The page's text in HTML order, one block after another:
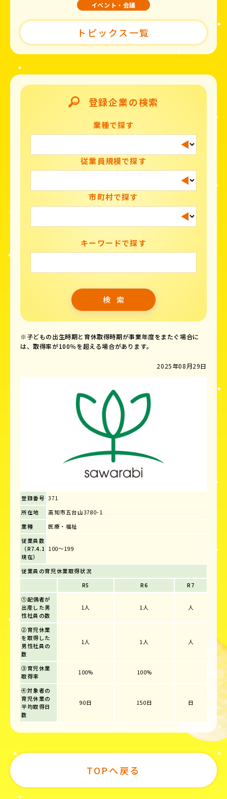
イベント・会議
トピックス一覧
登録企業の検索
業種で探す
従業員規模で探す
市町村で探す
キーワードで探す
※子どもの出生時期と育休取得時期が事業年度をまたぐ場合に
は、取得率が100％を超える場合があります。
2025年08月29日
登録番号 371
所在地
高知市五台山3780-1
業種
医療・福祉
従業員数
（R7.4.1
現在）
100～199
従業員の育児休業取得状況
R5
R6
R7
①配偶者が
出産した男
性社員の数
1人 1人 人
②育児休業
を取得した
男性社員の
数
1人 1人 人
③育児休業
取得率
100% 100%
④対象者の
育児休業の
平均取得日
数
90日 150日 日
TOPへ戻る